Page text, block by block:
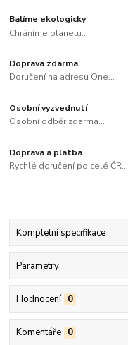
Balíme ekologicky
Chráníme planetu...
Doprava zdarma
Doručení na adresu One...
Osobní vyzvednutí
Osobní odběr zdarma...
Doprava a platba
Rychlé doručení po celé ČR...
Kompletní specifikace
Parametry
Hodnocení 0
Komentáře 0